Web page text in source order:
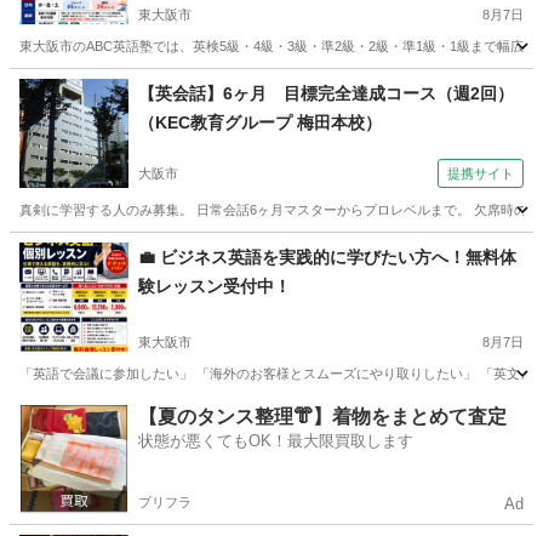
東大阪市 8月7日
東大阪市のABC英語塾では、英検5級・4級・3級・準2級・2級・準1級・1級まで幅
大阪 東大阪市 英検
【英会話】6ヶ月 目標完全達成コース（週2回）
（KEC教育グループ 梅田本校）
大阪市 提携サイト
真剣に学習する人のみ募集。 日常会話6ヶ月マスターからプロレベルまで。 欠席時の
大阪 大阪市 英会話
💼 ビジネス英語を実践的に学びたい方へ！無料体
験レッスン受付中！
東大阪市 8月7日
「英語で会議に参加したい」 「海外のお客様とスムーズにやり取りしたい」 「英文
大阪 東大阪市 ビジネス英語 1級
【夏のタンス整理👘】着物をまとめて査定
状態が悪くてもOK！最大限買取します
プリフラ Ad